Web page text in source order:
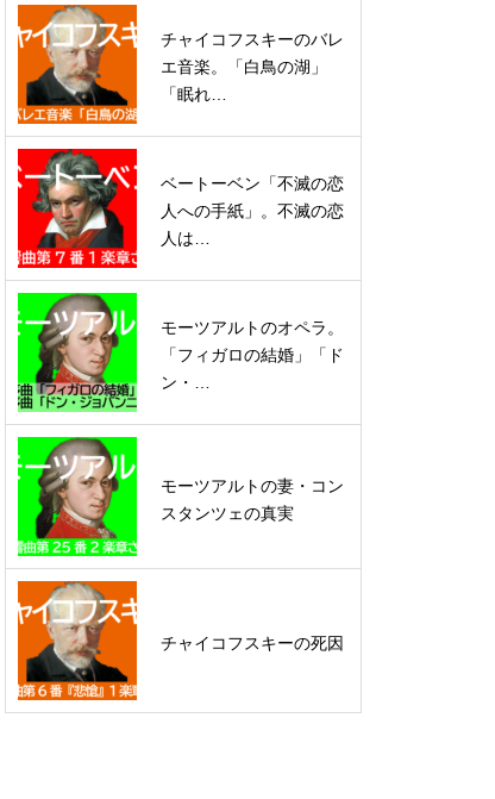
チャイコフスキーのバレ
エ音楽。「白鳥の湖」
「眠れ…
ベートーベン「不滅の恋
人への手紙」。不滅の恋
人は…
モーツアルトのオペラ。
「フィガロの結婚」「ド
ン・…
モーツアルトの妻・コン
スタンツェの真実
チャイコフスキーの死因